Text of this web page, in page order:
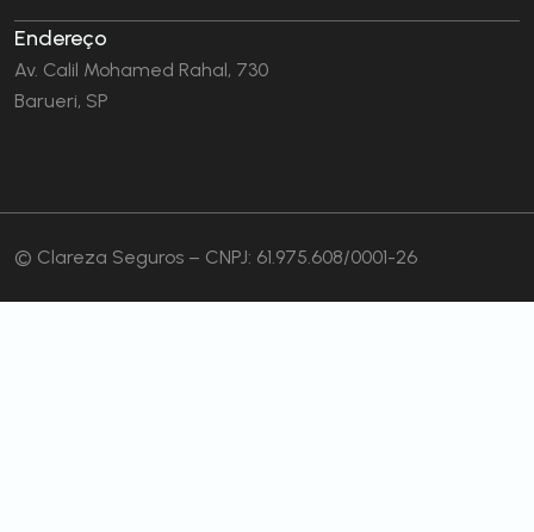
Endereço
Av. Calil Mohamed Rahal, 730
Barueri, SP
© Clareza Seguros – CNPJ: 61.975.608/0001-26